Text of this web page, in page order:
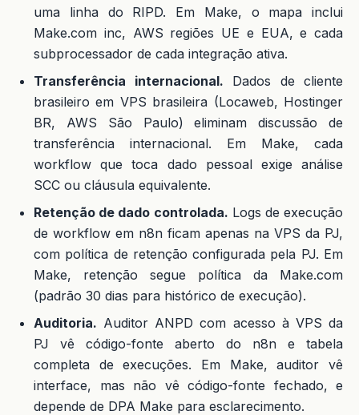
uma linha do RIPD. Em Make, o mapa inclui
Make.com inc, AWS regiões UE e EUA, e cada
subprocessador de cada integração ativa.
Transferência internacional. Dados de cliente
brasileiro em VPS brasileira (Locaweb, Hostinger
BR, AWS São Paulo) eliminam discussão de
transferência internacional. Em Make, cada
workflow que toca dado pessoal exige análise
SCC ou cláusula equivalente.
Retenção de dado controlada. Logs de execução
de workflow em n8n ficam apenas na VPS da PJ,
com política de retenção configurada pela PJ. Em
Make, retenção segue política da Make.com
(padrão 30 dias para histórico de execução).
Auditoria. Auditor ANPD com acesso à VPS da
PJ vê código-fonte aberto do n8n e tabela
completa de execuções. Em Make, auditor vê
interface, mas não vê código-fonte fechado, e
depende de DPA Make para esclarecimento.